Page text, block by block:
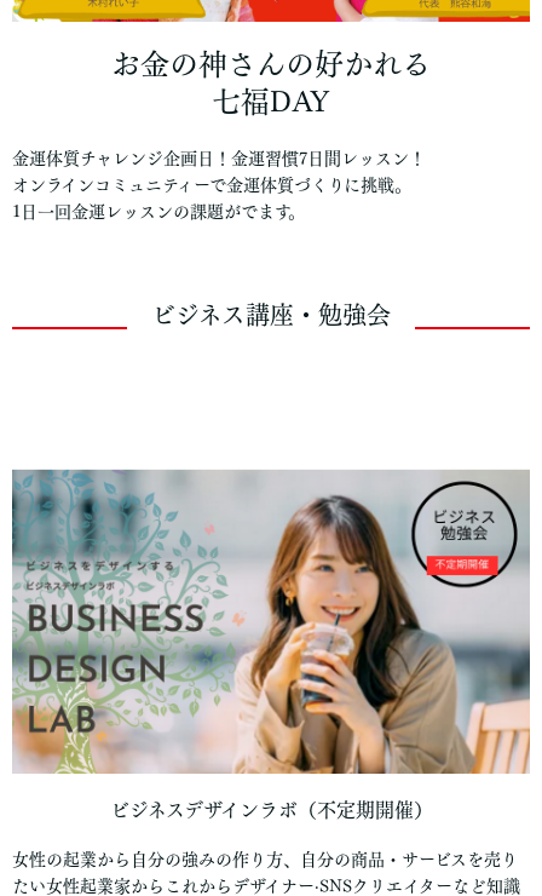
お金の神さんの好かれる
七福DAY
金運体質チャレンジ企画日！金運習慣7日間レッスン！
オンラインコミュニティーで金運体質づくりに挑戦。
1日一回金運レッスンの課題がでます。
ビジネス講座・勉強会
ビジネスデザインラボ（不定期開催）
女性の起業から自分の強みの作り方、自分の商品・サービスを売り
たい女性起業家からこれからデザイナー·SNSクリエイターなど知識